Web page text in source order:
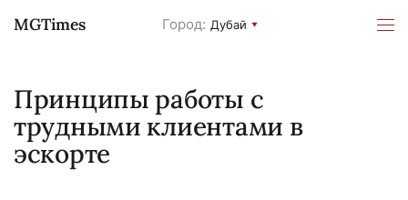
MGTimes Город: Дубай
Принципы работы с
трудными клиентами в
эскорте